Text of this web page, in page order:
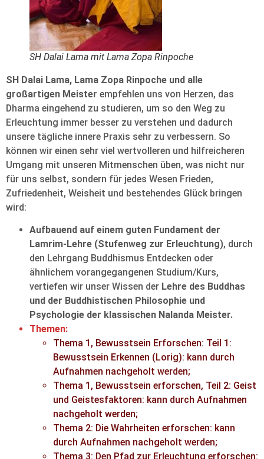
SH Dalai Lama mit Lama Zopa Rinpoche
SH Dalai Lama, Lama Zopa Rinpoche und alle
großartigen Meister empfehlen uns von Herzen, das
Dharma eingehend zu studieren, um so den Weg zu
Erleuchtung immer besser zu verstehen und dadurch
unsere tägliche innere Praxis sehr zu verbessern. So
können wir einen sehr viel wertvolleren und hilfreicheren
Umgang mit unseren Mitmenschen üben, was nicht nur
für uns selbst, sondern für jedes Wesen Frieden,
Zufriedenheit, Weisheit und bestehendes Glück bringen
wird:
Aufbauend auf einem guten Fundament der
Lamrim-Lehre (Stufenweg zur Erleuchtung), durch
den Lehrgang Buddhismus Entdecken oder
ähnlichem vorangegangenen Studium/Kurs,
vertiefen wir unser Wissen der Lehre des Buddhas
und der Buddhistischen Philosophie und
Psychologie der klassischen Nalanda Meister.
Themen:
Thema 1, Bewusstsein Erforschen: Teil 1:
Bewusstsein Erkennen (Lorig): kann durch
Aufnahmen nachgeholt werden;
Thema 1, Bewusstsein erforschen, Teil 2: Geist
und Geistesfaktoren: kann durch Aufnahmen
nachgeholt werden;
Thema 2: Die Wahrheiten erforschen: kann
durch Aufnahmen nachgeholt werden;
Thema 3: Den Pfad zur Erleuchtung erforschen: